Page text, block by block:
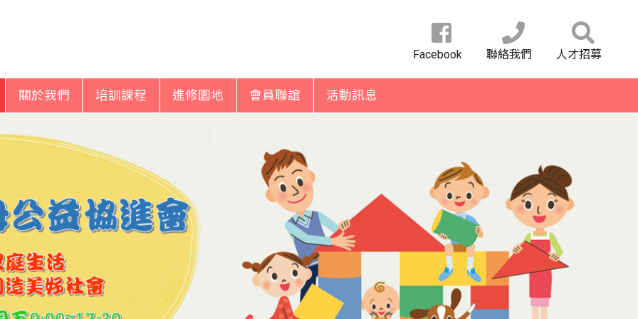
Facebook 聯絡我們 人才招募
關於我們 培訓課程 進修園地 會員聯誼 活動訊息